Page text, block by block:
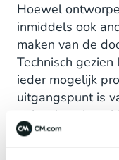
Hoewel
inmiddels ook
maken van de
Technisch
ieder mogelijk
uitgangspunt is
oplossing
tegelijk flexibel
kunnen we